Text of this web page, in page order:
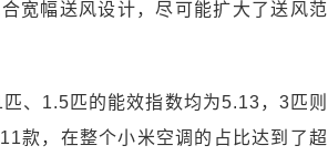
宽幅送风设计，尽可能扩大了送风范
、1.5匹的能效指数均为5.13，3匹则
款，在整个小米空调的占比达到了超